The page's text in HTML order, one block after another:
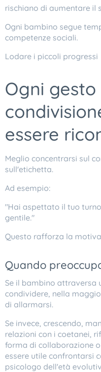
rischiano di aumentare il
Ogni bambino segue
competenze sociali.
Lodare i piccoli progressi
Ogni gesto
essere
Meglio concentrarsi sul
sull'etichetta.
Ad esempio:
"Hai aspettato il tuo
gentile."
Questo rafforza la
Quando
Se il bambino attraversa
condividere, nella
di allarmarsi.
Se invece, crescendo,
relazioni con i coetanei,
forma di collaborazione
essere utile confrontarsi
psicologo dell'età